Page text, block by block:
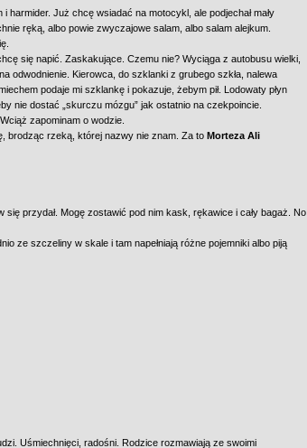
Już chcę wsiadać na motocykl, ale podjechał mały
ręką, albo powie zwyczajowe salam, albo salam alejkum.
się napić. Zaskakujące. Czemu nie? Wyciąga z autobusu wielki,
odwodnienie. Kierowca, do szklanki z grubego szkła, nalewa
podaje mi szklankę i pokazuje, żebym pił. Lodowaty płyn
nie dostać „skurczu mózgu” jak ostatnio na czekpoincie.
zapominam o wodzie.
brodząc rzeką, której nazwy nie znam. Za to Morteza Ali
przydał. Mogę zostawić pod nim kask, rękawice i cały bagaż. No
ze szczeliny w skale i tam napełniają różne pojemniki albo piją
Uśmiechnięci, radośni. Rodzice rozmawiają ze swoimi